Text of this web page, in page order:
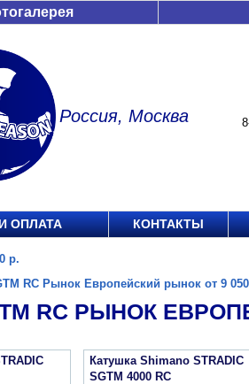
Россия, Москва
ОПЛАТА КОНТАКТЫ
р.
RC Рынок Европейский рынок от 9
RC РЫНОК
Катушка Shimano STRADIC
SGTM 4000 RC